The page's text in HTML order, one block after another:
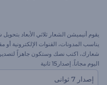
يقوم أنيميشن الشعار ثلاثي الأبعاد
يناسب المدونات، القنوات الإلكترونية
شعارك، اكتب نصك وستكون جاهزاً
اليوم مجاناً. إصدار15 ثانية
إصدار 7 ثوانى